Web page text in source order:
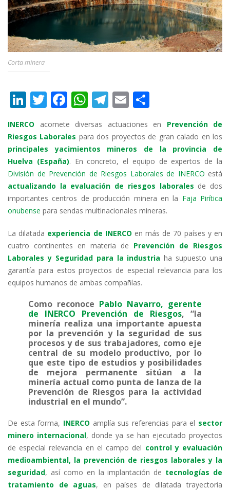
Corta minera
Li
n
k
e
dI
n
T
itt
er
F
ac
e
b
o
o
k
W
at
s
A
p
p
T
el
e
gr
a
m
E
m
ai
l
m
p
ar
ti
r
INERCO acomete diversas actuaciones en Prevención de
Riesgos Laborales para dos proyectos de gran calado en los
principales yacimientos mineros de la provincia de
Huelva (España). En concreto, el equipo de expertos de la
División de Prevención de Riesgos Laborales de INERCO está
actualizando la evaluación de riesgos laborales de dos
importantes centros de producción minera en la Faja Pirítica
onubense para sendas multinacionales mineras.
La dilatada experiencia de INERCO en más de 70 países y en
cuatro continentes en materia de Prevención de Riesgos
Laborales y Seguridad para la industria ha supuesto una
garantía para estos proyectos de especial relevancia para los
equipos humanos de ambas compañías.
Como reconoce Pablo Navarro, gerente
de INERCO Prevención de Riesgos, “la
minería realiza una importante apuesta
por la prevención y la seguridad de sus
procesos y de sus trabajadores, como eje
central de su modelo productivo, por lo
que este tipo de estudios y posibilidades
de mejora permanente sitúan a la
minería actual como punta de lanza de la
Prevención de Riesgos para la actividad
industrial en el mundo”.
De esta forma, INERCO amplía sus referencias para el sector
minero internacional, donde ya se han ejecutado proyectos
de especial relevancia en el campo del control y evaluación
medioambiental, la prevención de riesgos laborales y la
seguridad, así como en la implantación de tecnologías de
tratamiento de aguas, en países de dilatada trayectoria